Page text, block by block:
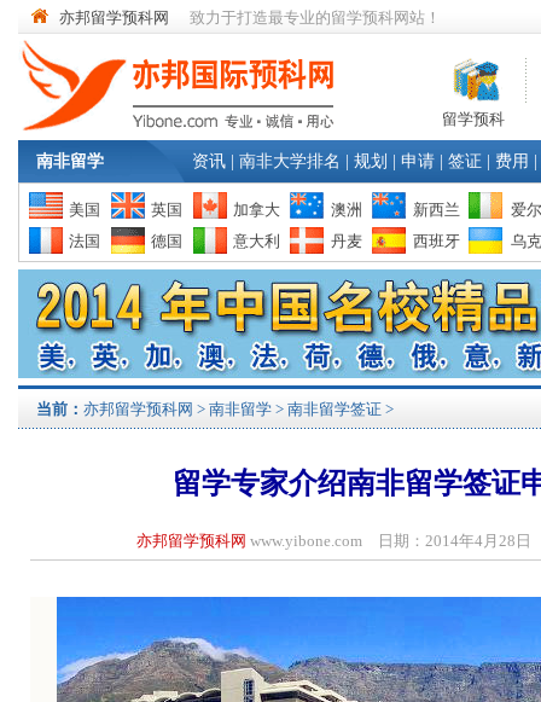
亦邦留学预科网 致力于打造最专业的留学预科网站！
留学预科
南非留学 资讯 南非大学排名 规划 申请 签证 费用
美国 英国 加拿大 澳洲 新西兰
爱
法国
德国 意大利 丹麦 西班牙 乌
当前： 亦邦留学预科网 > 南非留学 > 南非留学签证 >
留学专家介绍南非留学签证
亦邦留学预科网 www.yibone.com 日期：2014年4月28